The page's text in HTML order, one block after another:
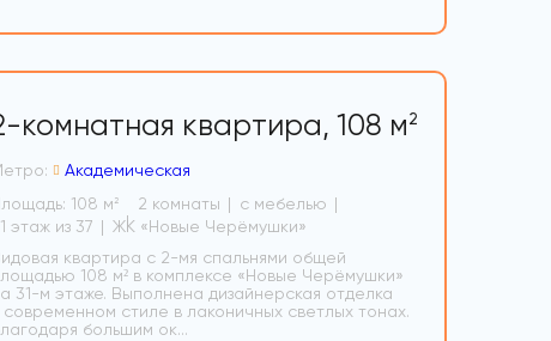
комнатная квартира, 108 м 2
Академическая
108 м 2 2 комнаты
с мебелью
31 этаж из 37
ЖК «Новые Черёмушки»
квартира с 2-мя спальнями общей
108 м² в комплексе «Новые Черёмушки»
31-м этаже. Выполнена дизайнерская отделка
современном стиле в лаконичных светлых тонах.
большим ок...